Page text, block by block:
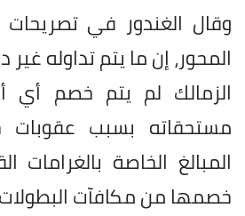
وقال الغندور في تصريحات
المحور، إن ما يتم تداوله
الزمالك لم يتم خصم أي
مستحقاته بسبب عقوبات
المبالغ الخاصة بالغرامات
خصمها من مكافآت